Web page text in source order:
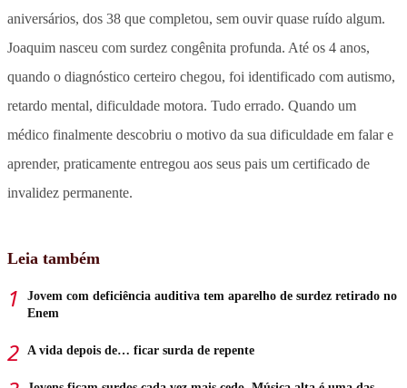
aniversários, dos 38 que completou, sem ouvir quase ruído algum.
Joaquim nasceu com surdez congênita profunda. Até os 4 anos,
quando o diagnóstico certeiro chegou, foi identificado com autismo,
retardo mental, dificuldade motora. Tudo errado. Quando um
médico finalmente descobriu o motivo da sua dificuldade em falar e
aprender, praticamente entregou aos seus pais um certificado de
invalidez permanente.
Leia também
Jovem com deficiência auditiva tem aparelho de surdez retirado no
Enem
A vida depois de… ficar surda de repente